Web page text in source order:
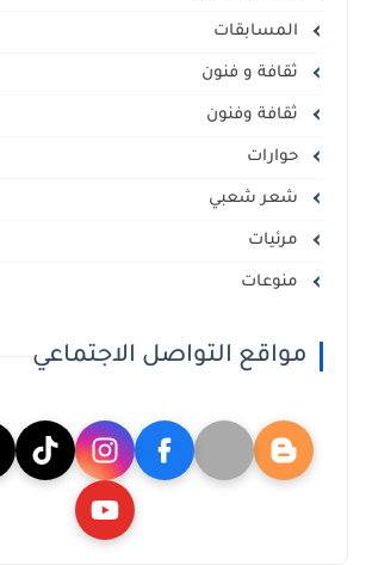
المسابقات
ثقافة و فنون
ثقافة وفنون
حوارات
شعر شعبي
مرئيات
منوعات
مواقع التواصل الاجتماعي